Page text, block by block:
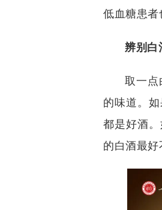
低血糖患者
辨别白
取一点
的味道。
都是好酒
的白酒最好